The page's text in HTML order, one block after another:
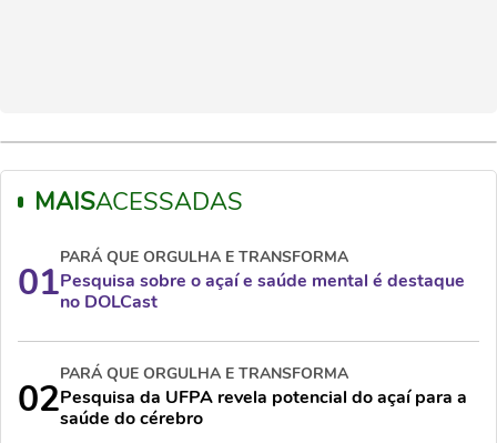
MAISACESSADAS
01
PARÁ QUE ORGULHA E TRANSFORMA
Pesquisa sobre o açaí e saúde mental é destaque
no DOLCast
02
PARÁ QUE ORGULHA E TRANSFORMA
Pesquisa da UFPA revela potencial do açaí para a
saúde do cérebro